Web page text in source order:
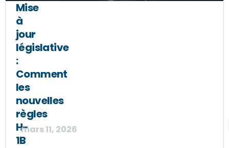
Mise
à
jour
législative
:
Comment
les
nouvelles
règles
H-
1B
mars 11, 2026